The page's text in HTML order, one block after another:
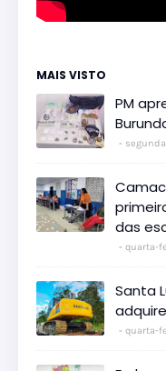
MAIS VISTO
PM
das
quarta-
Santa
quarta-